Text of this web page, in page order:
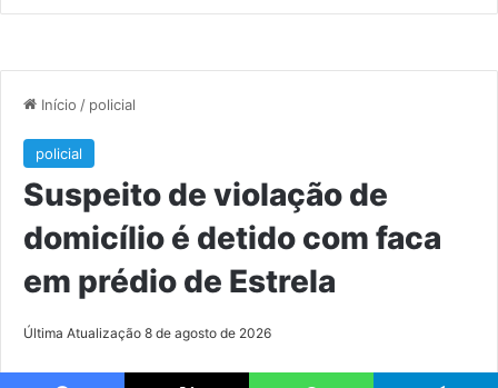
adolescentes